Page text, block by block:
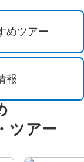
めツアー
報
ツアー